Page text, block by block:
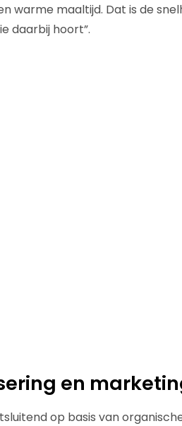
warme maaltijd. Dat is de
daarbij hoort”.
en
op basis van